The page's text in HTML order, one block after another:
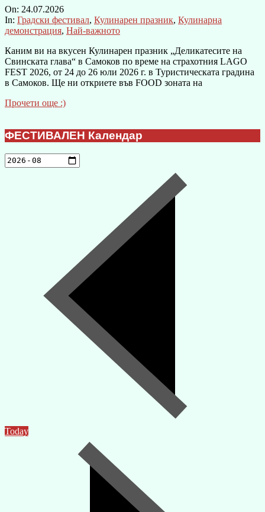
On: 24.07.2026
In: Градски фестивал, Кулинарен празник, Кулинарна
демонстрация, Най-важното
Каним ви на вкусен Кулинарен празник „Деликатесите на
Свинската глава“ в Самоков по време на страхотния LAGO
FEST 2026, от 24 до 26 юли 2026 г. в Туристическата градина
в Самоков. Ще ни откриете във FOOD зоната на
Прочети още :)
ФЕСТИВАЛЕН Календар
Today